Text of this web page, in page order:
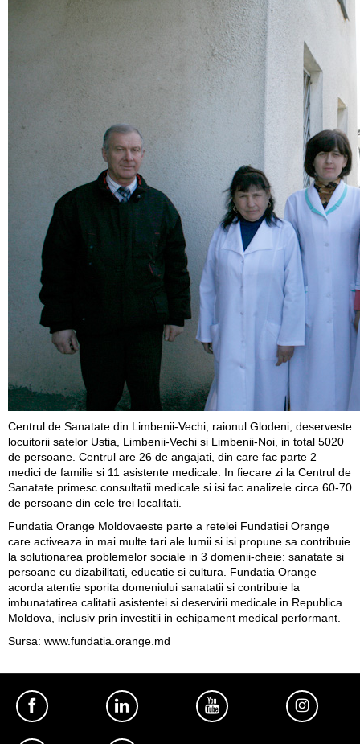
Centrul de Sanatate din Limbenii-Vechi, raionul Glodeni, deserveste
locuitorii satelor Ustia, Limbenii-Vechi si Limbenii-Noi, in total 5020
de persoane. Centrul are 26 de angajati, din care fac parte 2
medici de familie si 11 asistente medicale. In fiecare zi la Centrul de
Sanatate primesc consultatii medicale si isi fac analizele circa 60-70
de persoane din cele trei localitati.
Fundatia Orange Moldovaeste parte a retelei Fundatiei Orange
care activeaza in mai multe tari ale lumii si isi propune sa contribuie
la solutionarea problemelor sociale in 3 domenii-cheie: sanatate si
persoane cu dizabilitati, educatie si cultura. Fundatia Orange
acorda atentie sporita domeniului sanatatii si contribuie la
imbunatatirea calitatii asistentei si deservirii medicale in Republica
Moldova, inclusiv prin investitii in echipament medical performant.
Sursa: www.fundatia.orange.md